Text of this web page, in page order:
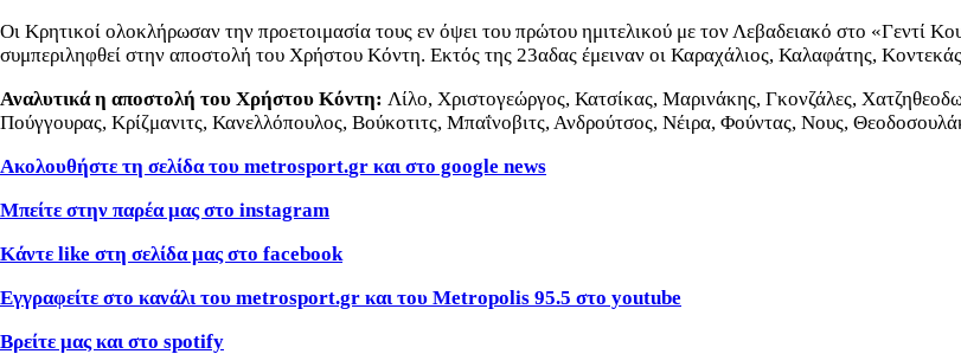
Οι Κρητικοί ολοκλήρωσαν την προετοιμασία τους εν όψει του πρώτου ημιτελικού με τον Λεβαδειακό στο «Γεντί
συμπεριληφθεί στην αποστολή του Χρήστου Κόντη. Εκτός της 23αδας έμειναν οι Καραχάλιος, Καλαφάτης,
Αναλυτικά η αποστολή του Χρήστου Κόντη: Λίλο, Χριστογεώργος, Κατσίκας, Μαρινάκης, Γκονζάλες,
Πούγγουρας, Κρίζμανιτς, Κανελλόπουλος, Βούκοτιτς, Μπαΐνοβιτς, Ανδρούτσος, Νέιρα, Φούντας, Νους,
Ακολουθήστε τη σελίδα του metrosport.gr και στο google news
Μπείτε στην παρέα μας στο instagram
Κάντε like στη σελίδα μας στο facebook
Εγγραφείτε στο κανάλι του metrosport.gr και του Metropolis 95.5 στο youtube
Βρείτε μας και στο spotify